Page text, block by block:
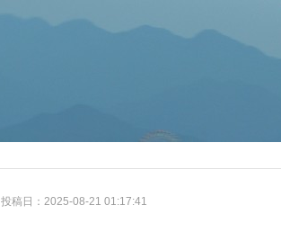
投稿日：2025-08-21 01:17:41